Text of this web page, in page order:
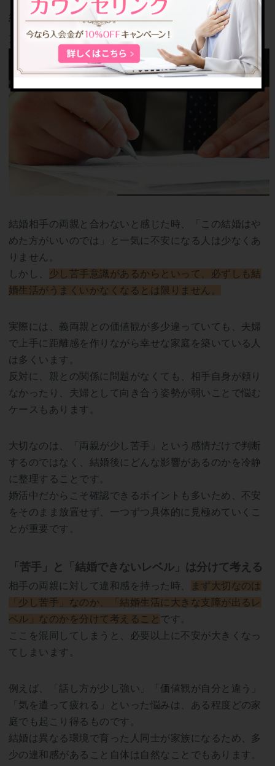
結婚相手の両親と合わない場合にまず確認したい
大切なポイント
結婚相手の両親と合わないと感じた時、「この結婚はや
めた方がいいのでは」と一気に不安になる人は少なくあ
りません。
しかし、 少し苦手意識があるからといって、必ずしも結
婚生活がうまくいかなくなるとは限りません。
実際には、義両親との価値観が多少違っていても、夫婦
で上手に距離感を作りながら幸せな家庭を築いている人
は多くいます。
反対に、親との関係に問題がなくても、相手自身が頼り
なかったり、夫婦として向き合う姿勢が弱いことで悩む
ケースもあります。
大切なのは、「両親が少し苦手」という感情だけで判断
するのではなく、結婚後にどんな影響があるのかを冷静
に整理することです。
婚活中だからこそ確認できるポイントも多いため、不安
をそのまま放置せず、一つずつ具体的に見極めていくこ
とが重要です。
「苦手」と「結婚できないレベル」は分けて考える
相手の両親に対して違和感を持った時、
まず大切なのは
「少し苦手」なのか、「結婚生活に大きな支障が出るレ
ベル」なのかを分けて考えること です。
ここを混同してしまうと、必要以上に不安が大きくなっ
てしまいます。
例えば、「話し方が少し強い」「価値観が自分と違う」
「気を遣って疲れる」といった悩みは、ある程度どの家
庭でも起こり得るものです。
結婚は異なる環境で育った人同士が家族になるため、多
少の違和感があること自体は自然なことでもあります。